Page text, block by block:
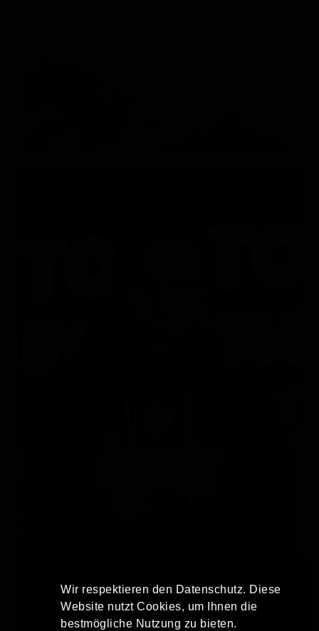
Wir respektieren den Datenschutz. Diese
Website nutzt Cookies, um Ihnen die
bestmögliche Nutzung zu bieten.